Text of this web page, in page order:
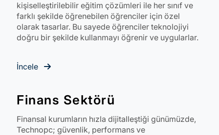
kişiselleştirilebilir eğitim çözümleri ile her sınıf ve
farklı şekilde öğrenebilen öğrenciler için özel
olarak tasarlar. Bu sayede öğrenciler teknolojiyi
doğru bir şekilde kullanmayı öğrenir ve uygularlar.
İncele
Finans Sektörü
Finansal kurumların hızla dijitalleştiği günümüzde,
Technopc; güvenlik, performans ve